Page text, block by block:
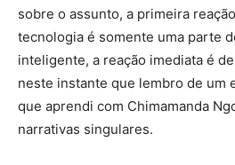
sobre o assunto, a primeira
tecnologia é somente uma parte
inteligente, a reação imediata é
neste instante que lembro de um
que aprendi com Chimamanda
narrativas singulares.